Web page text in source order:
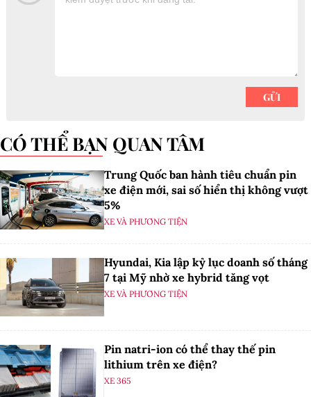
CÓ THỂ BẠN QUAN TÂM
Trung Quốc ban hành tiêu chuẩn pin
xe điện mới, sai số hiển thị không vượt
5%
XE VÀ PHƯƠNG TIỆN
Hyundai, Kia lập kỷ lục doanh số tháng
7 tại Mỹ nhờ xe hybrid tăng vọt
XE VÀ PHƯƠNG TIỆN
Pin natri-ion có thể thay thế pin
lithium trên xe điện?
XE 365